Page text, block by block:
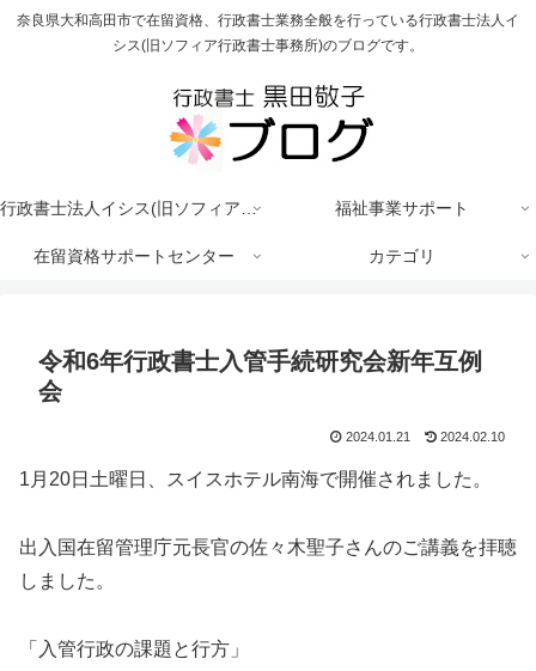
奈良県大和高田市で在留資格、行政書士業務全般を行っている行政書士法人イ
シス(旧ソフィア行政書士事務所)のブログです。
行政書士法人イシス(旧ソフィア行政書士事務所) 福祉事業サポート
在留資格サポートセンター カテゴリ
令和6年行政書士入管手続研究会新年互例
会
2024.01.21 2024.02.10
1月20日土曜日、スイスホテル南海で開催されました。
出入国在留管理庁元長官の佐々木聖子さんのご講義を拝聴
しました。
「入管行政の課題と行方」